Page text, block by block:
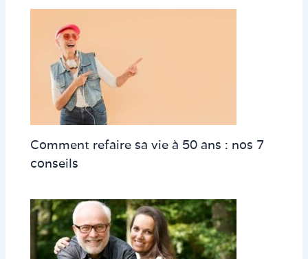
Comment refaire sa vie à 50 ans : nos 7
conseils